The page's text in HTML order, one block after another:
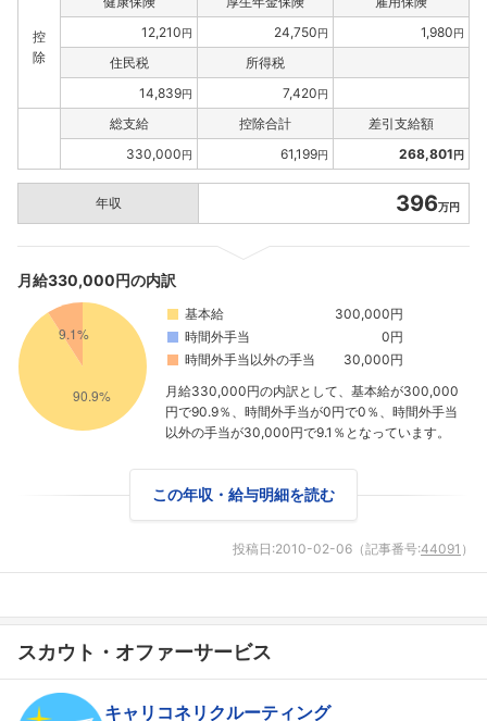
控
除
12,210円 24,750円 1,980円
住民税
所得税
14,839円 7,420円
総支給 控除合計
差引支給額
330,000円 61,199円 268,801円
年収 396万円
月給330,000円の内訳
基本給
300,000円
時間外手当
0円
時間外手当以外の手当
30,000円
月給330,000円の内訳として、基本給が300,000
円で90.9％、時間外手当が0円で0％、時間外手当
以外の手当が30,000円で9.1％となっています。
この年収・給与明細を読む
投稿日:2010-02-06 （記事番号:44091 ）
スカウト・オファーサービス
キャリコネリクルーティング